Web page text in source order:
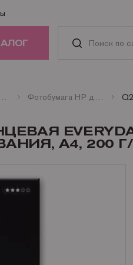
принтеров и плоттеров Фотобумага HP для струйных принтеров
А4, 200 Г/